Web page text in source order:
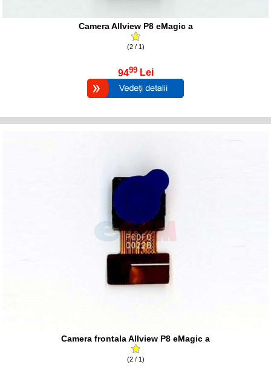
Camera Allview P8 eMagic a
(2 / 1)
9499 Lei
Camera frontala Allview P8 eMagic a
(2 / 1)